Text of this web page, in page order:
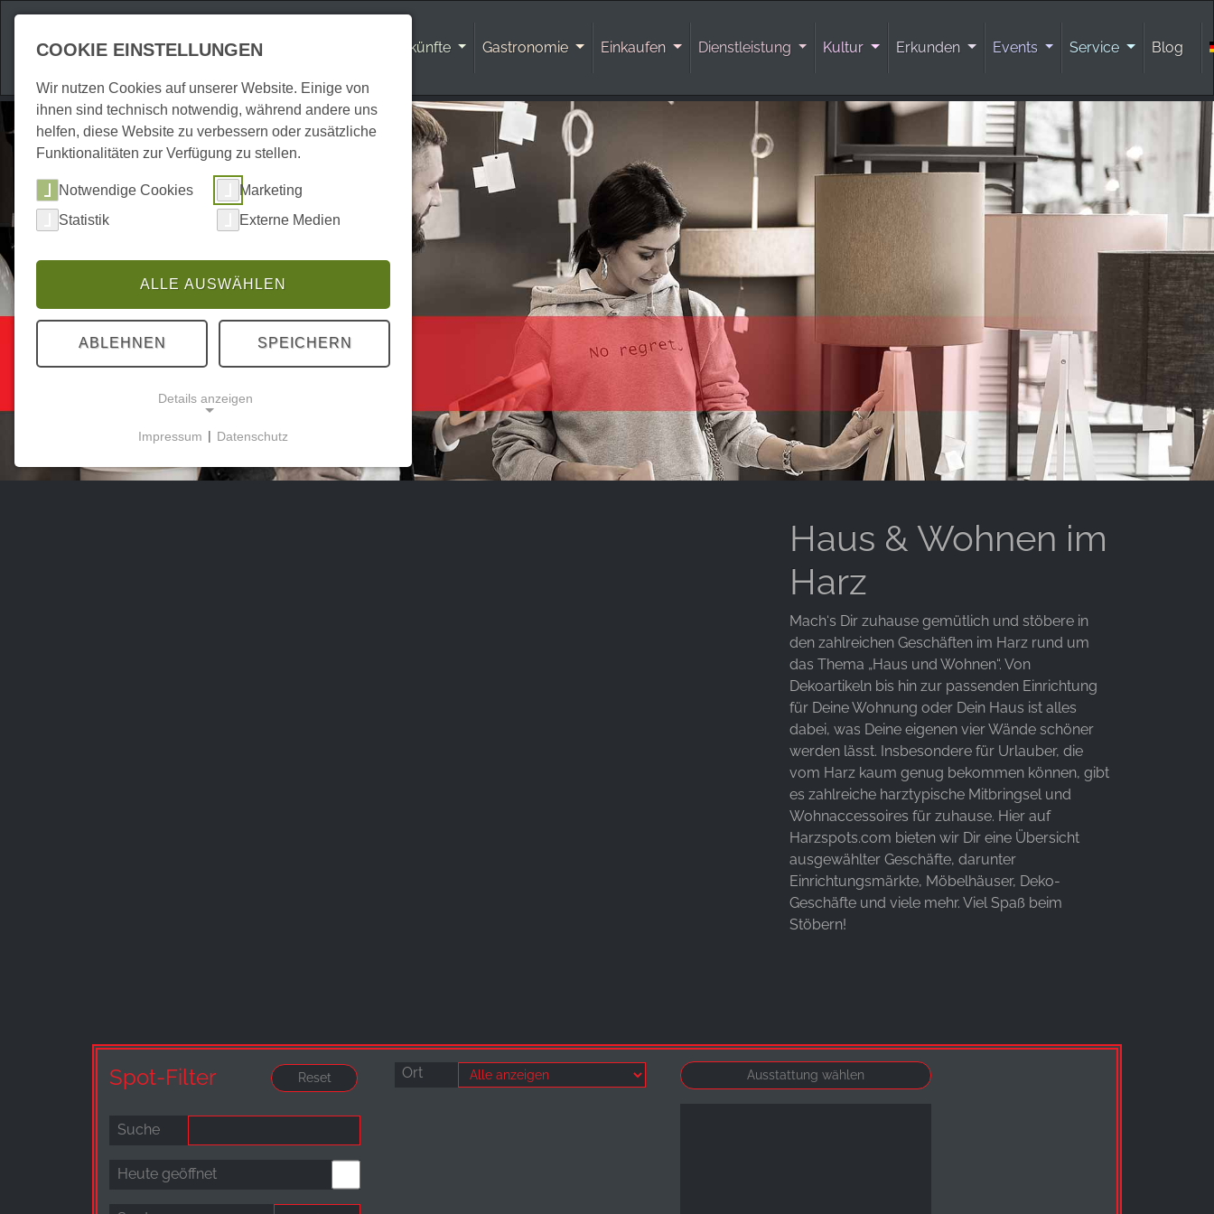
Attraktionen Unterkünfte Gastronomie Einkaufen Dienstleistung Kultur Erkunden Events Service Blog
Einkaufen
Haus & Wohnen im
Harz
Mach‘s Dir zuhause gemütlich und stöbere in
den zahlreichen Geschäften im Harz rund um
das Thema „Haus und Wohnen“. Von
Dekoartikeln bis hin zur passenden Einrichtung
für Deine Wohnung oder Dein Haus ist alles
dabei, was Deine eigenen vier Wände schöner
werden lässt. Insbesondere für Urlauber, die
vom Harz kaum genug bekommen können, gibt
es zahlreiche harztypische Mitbringsel und
Wohnaccessoires für zuhause. Hier auf
Harzspots.com bieten wir Dir eine Übersicht
ausgewählter Geschäfte, darunter
Einrichtungsmärkte, Möbelhäuser, Deko-
Geschäfte und viele mehr. Viel Spaß beim
Stöbern!
Spot-Filter
Suche
Heute geöffnet
Ort
COOKIE EINSTELLUNGEN
Wir nutzen Cookies auf unserer Website. Einige von
ihnen sind technisch notwendig, während andere uns
helfen, diese Website zu verbessern oder zusätzliche
Funktionalitäten zur Verfügung zu stellen.
Notwendige Cookies
Marketing
Statistik
Externe Medien
ALLE AUSWÄHLEN
ABLEHNEN SPEICHERN
Details anzeigen
Diese Cookies ermöglichen grundlegende
STATISTIK
Statistik Cookies erfassen Informationen anonym.
Diese Informationen helfen uns zu verstehen, wie
unsere Besucher unsere Website nutzen.
Impressum | Datenschutz